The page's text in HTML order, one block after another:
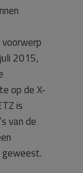
2015,
op de X-
is
van de
geweest.